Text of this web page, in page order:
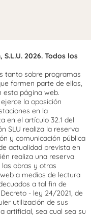
2026. Todos los
tanto sobre programas
formen parte de ellos,
esta página web.
la oposición
en la
en el artículo 32.1 del
SLU realiza la reserva
y comunicación pública
actualidad prevista en
realiza una reserva
obras y otras
a medios de lectura
a tal fin de
- ley 24/2021, de
utilización de sus
artificial, sea cual sea su